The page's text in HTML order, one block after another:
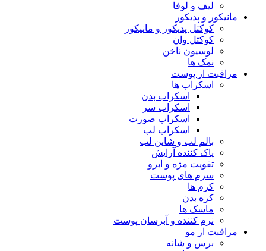
لیف و لوفا
مانیکور و پدیکور
کوکتل پدیکور و مانیکور
کوکتل وان
لوسیون ناخن
نمک ها
مراقبت از پوست
اسکراب ها
اسکراب بدن
اسکراب سر
اسکراب صورت
اسکراب لب
بالم لب و شاین لب
پاک کننده آرایش
تقویت مژه و ابرو
سرم های پوست
کرم ها
کره بدن
ماسک ها
نرم کننده و آبرسان پوست
مراقبت از مو
برس و شانه